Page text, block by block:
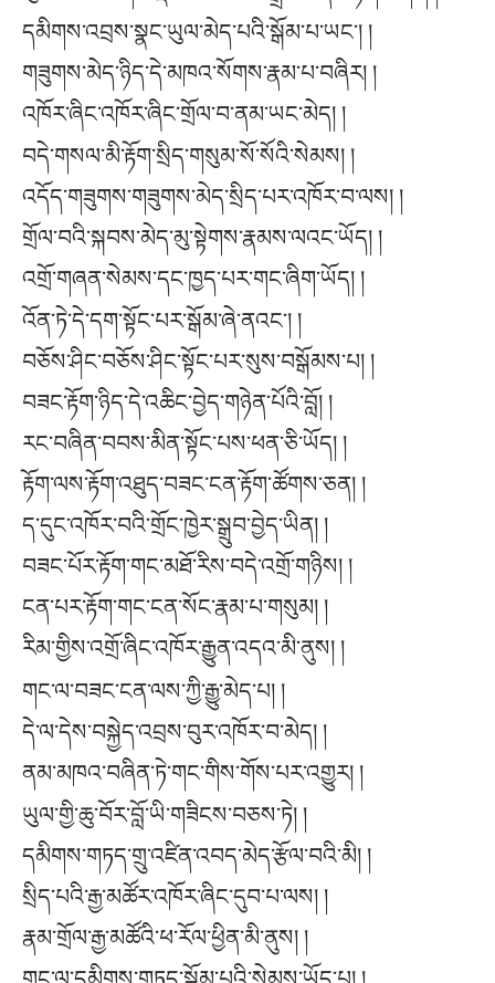
དམིགས་འབྲས་སྣང་ཡུལ་མེད་པའི་སྒོམ་པ་ཡང༌། །
གཟུགས་མེད་ཉིད་དེ་མཁའ་སོགས་རྣམ་པ་བཞིར། །
འཁོར་ཞིང་འཁོར་ཞིང་གྲོལ་བ་ནམ་ཡང་མེད། །
བདེ་གསལ་མི་རྟོག་སྲིད་གསུམ་སོ་སོའི་སེམས། །
འདོད་གཟུགས་གཟུགས་མེད་སྲིད་པར་འཁོར་བ་ལས། །
གྲོལ་བའི་སྐབས་མེད་མུ་སྟེགས་རྣམས་ལའང་ཡོད། །
འགྲོ་གཞན་སེམས་དང་ཁྱད་པར་གང་ཞིག་ཡོད། །
འོན་ཏེ་དེ་དག་སྟོང་པར་སྒོམ་ཞེ་ནའང༌། །
བཅོས་ཤིང་བཅོས་ཤིང་སྟོང་པར་སུས་བསྒོམས་པ། །
བཟང་རྟོག་ཉིད་དེ་འཆིང་བྱེད་གཉེན་པོའི་བློ། །
རང་བཞིན་བབས་མིན་སྟོང་པས་ཕན་ཅི་ཡོད། །
རྟོག་ལས་རྟོག་འཐུད་བཟང་ངན་རྟོག་ཚོགས་ཅན། །
ད་དུང་འཁོར་བའི་གྲོང་ཁྱེར་སྒྲུབ་བྱེད་ཡིན། །
བཟང་པོར་རྟོག་གང་མཐོ་རིས་བདེ་འགྲོ་གཉིས། །
ངན་པར་རྟོག་གང་ངན་སོང་རྣམ་པ་གསུམ། །
རིམ་གྱིས་འགྲོ་ཞིང་འཁོར་རྒྱུན་འདའ་མི་ནུས། །
གང་ལ་བཟང་ངན་ལས་ཀྱི་རྒྱུ་མེད་པ། །
དེ་ལ་དེས་བསྐྱེད་འབྲས་བུར་འཁོར་བ་མེད། །
ནམ་མཁའ་བཞིན་ཏེ་གང་གིས་གོས་པར་འགྱུར། །
ཡུལ་གྱི་ཆུ་བོར་བློ་ཡི་གཟིངས་བཅས་ཏེ། །
དམིགས་གཏད་གྲུ་འཛིན་འབད་མེད་རྩོལ་བའི་མི། །
སྲིད་པའི་རྒྱ་མཚོར་འཁོར་ཞིང་དུབ་པ་ལས། །
རྣམ་གྲོལ་རྒྱ་མཚོའི་ཕ་རོལ་ཕྱིན་མི་ནུས། །